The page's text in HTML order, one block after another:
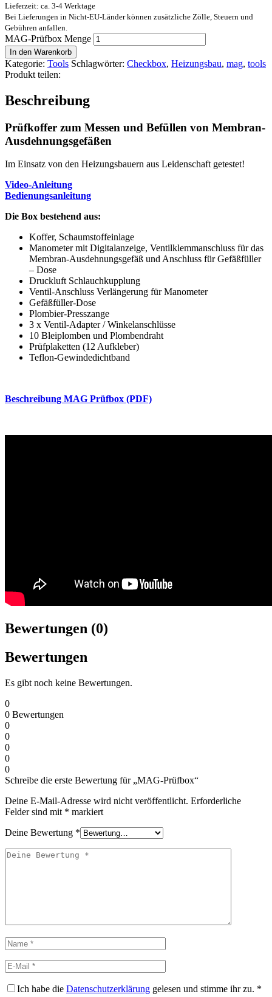
Lieferzeit: ca. 3-4 Werktage
Bei Lieferungen in Nicht-EU-Länder können zusätzliche Zölle, Steuern und
Gebühren anfallen.
MAG-Prüfbox Menge
In den Warenkorb
Kategorie: Tools Schlagwörter: Checkbox, Heizungsbau, mag, tools
Produkt teilen:
Beschreibung
Prüfkoffer zum Messen und Befüllen von Membran-
Ausdehnungsgefäßen
Im Einsatz von den Heizungsbauern aus Leidenschaft getestet!
Video-Anleitung
Bedienungsanleitung
Die Box bestehend aus:
Koffer, Schaumstoffeinlage
Manometer mit Digitalanzeige, Ventilklemmanschluss für das
Membran-Ausdehnungsgefäß und Anschluss für Gefäßfüller
– Dose
Druckluft Schlauchkupplung
Ventil-Anschluss Verlängerung für Manometer
Gefäßfüller-Dose
Plombier-Presszange
3 x Ventil-Adapter / Winkelanschlüsse
10 Bleiplomben und Plombendraht
Prüfplaketten (12 Aufkleber)
Teflon-Gewindedichtband
Beschreibung MAG Prüfbox (PDF)
Bewertungen (0)
Bewertungen
Es gibt noch keine Bewertungen.
0
0 Bewertungen
0
0
0
0
0
Schreibe die erste Bewertung für „MAG-Prüfbox“
Deine E-Mail-Adresse wird nicht veröffentlicht. Erforderliche
Felder sind mit * markiert
Deine Bewertung *
Ich habe die Datenschutzerklärung gelesen und stimme ihr zu. *